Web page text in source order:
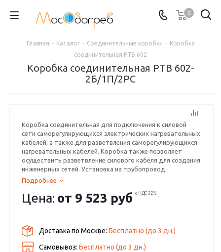
0
Главная - Каталог - Соединительные коробки - Коробка
соединительная РТВ 602
Коробка соединительная РТВ 602-
2Б/1П/2РС
Коробка соединительная для подключения к силовой
сети саморегулирующихся электрических нагревательных
кабелей, а также для разветвления саморегулирующихся
нагревательных кабелей. Коробка также позволяет
осуществить разветвление силового кабеля для создания
инженерных сетей. Установка на трубопровод.
Подробнее
Цена: от 9 523 руб с НДС 22%
Доставка по Москве:Бесплатно (до3 дн.)
Самовывоз:Бесплатно (до3 дн.)